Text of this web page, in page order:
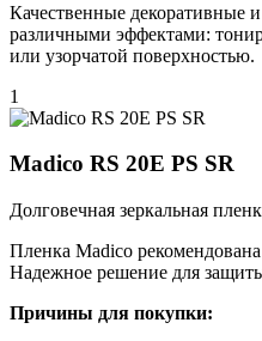
Качественные декоративные
различными эффектами:
или узорчатой поверхностью.
1
Madico RS 20E PS SR
Долговечная зеркальная
Пленка Madico
Надежное решение для
Причины для покупки: